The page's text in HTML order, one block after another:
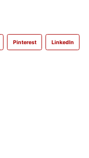
Pinterest LinkedIn